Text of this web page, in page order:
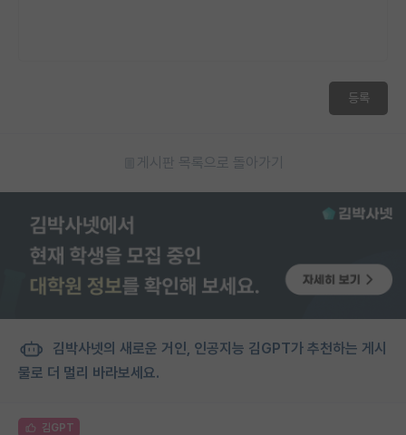
등록
게시판 목록으로 돌아가기
김박사넷의 새로운 거인, 인공지능 김GPT가 추천하는 게시
물로 더 멀리 바라보세요.
김GPT